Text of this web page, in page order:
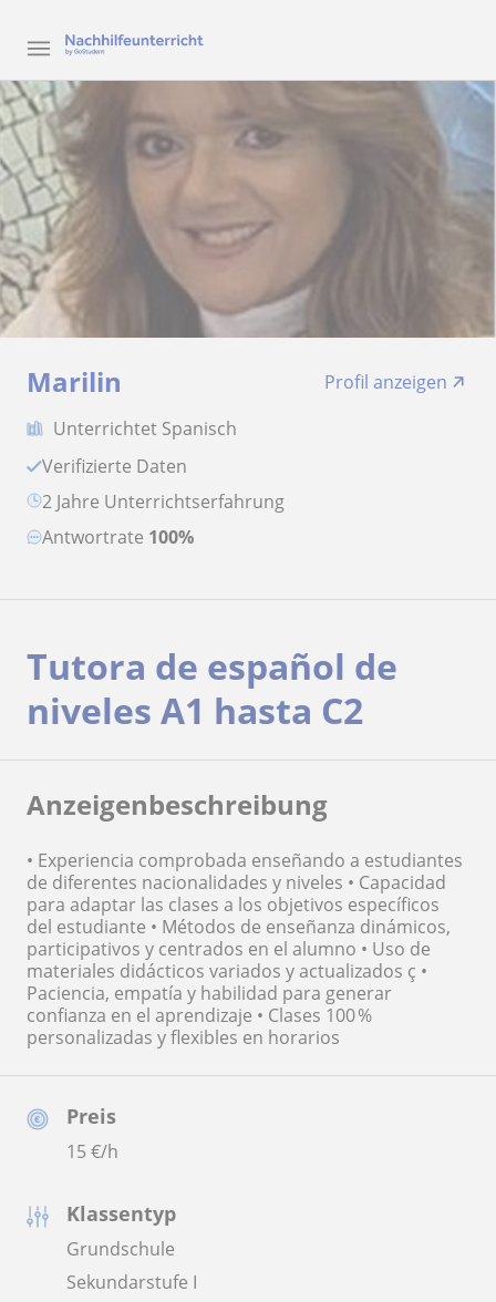
Marilin
Profil anzeigen
Unterrichtet Spanisch
Verifizierte Daten
2 Jahre Unterrichtserfahrung
Antwortrate 100%
Preis
15€/h
Klassentyp
Grundschule
Sekundarstufe I
Tutora de español de
niveles A1 hasta C2
Anzeigenbeschreibung
• Experiencia comprobada enseñando a estudiantes
de diferentes nacionalidades y niveles • Capacidad
para adaptar las clases a los objetivos específicos
del estudiante • Métodos de enseñanza dinámicos,
participativos y centrados en el alumno • Uso de
materiales didácticos variados y actualizados ç •
Paciencia, empatía y habilidad para generar
confianza en el aprendizaje • Clases 100 %
personalizadas y flexibles en horarios